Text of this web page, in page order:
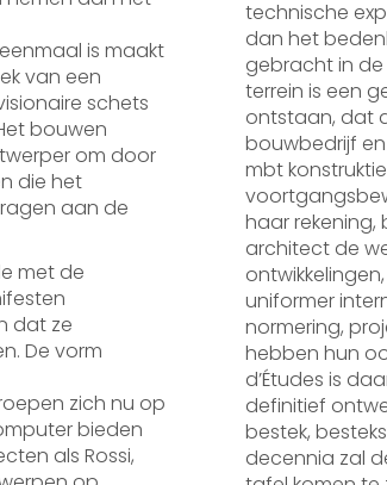
is maakt
van een
schets
bouwen
om door
die het
aan de
met de
dat ze
De vorm
zich nu op
bieden
als Rossi,
technische
dan het
gebracht in
terrein is een
ontstaan, dat
bouwbedrijf
mbt
haar rekening,
architect de
uniformer
normering,
hebben hun
d’Études is
definitief
bestek,
decennia zal